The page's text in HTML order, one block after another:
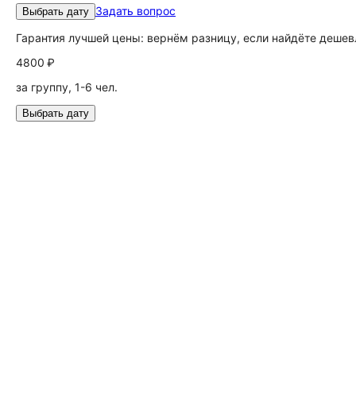
Выбрать дату Задать вопрос
Гарантия лучшей цены: вернём разницу, если найдёте
4800 ₽
за группу, 1-6 чел.
Выбрать дату